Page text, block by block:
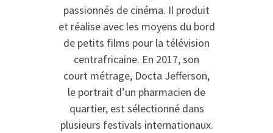
passionnés de cinéma. Il produit
et réalise avec les moyens du bord
de petits films pour la télévision
centrafricaine. En 2017, son
court métrage, Docta Jefferson,
le portrait d’un pharmacien de
quartier, est sélectionné dans
plusieurs festivals internationaux.